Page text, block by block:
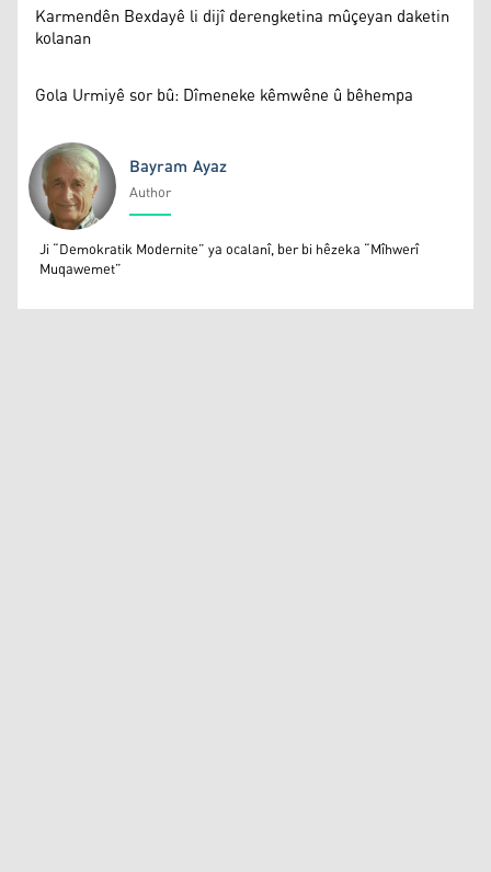
Karmendên Bexdayê li dijî derengketina mûçeyan daketin
kolanan
Gola Urmiyê sor bû: Dîmeneke kêmwêne û bêhempa
Bayram Ayaz
Bayram Ayaz
Author
Ji “Demokratik Modernite” ya ocalanî, ber bi hêzeka “Mîhwerî
Muqawemet”